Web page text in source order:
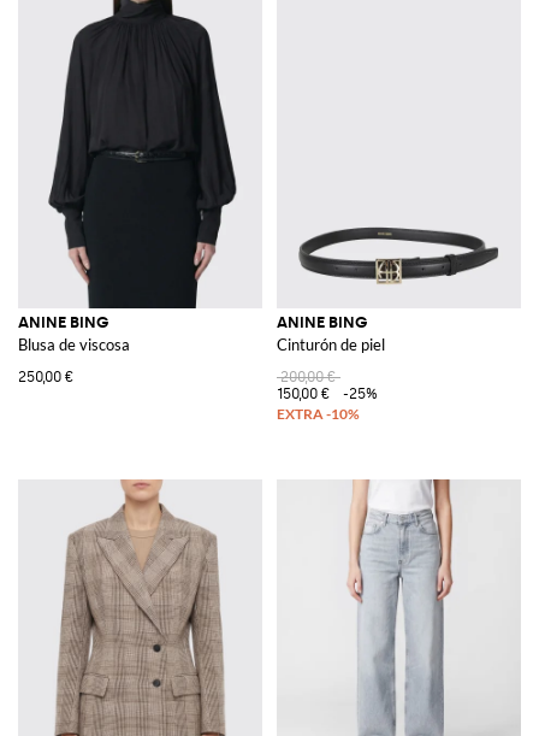
ANINE BING
Blusa de viscosa
250,00 €
ANINE BING
Cinturón de piel
200,00 €
150,00 €
-25%